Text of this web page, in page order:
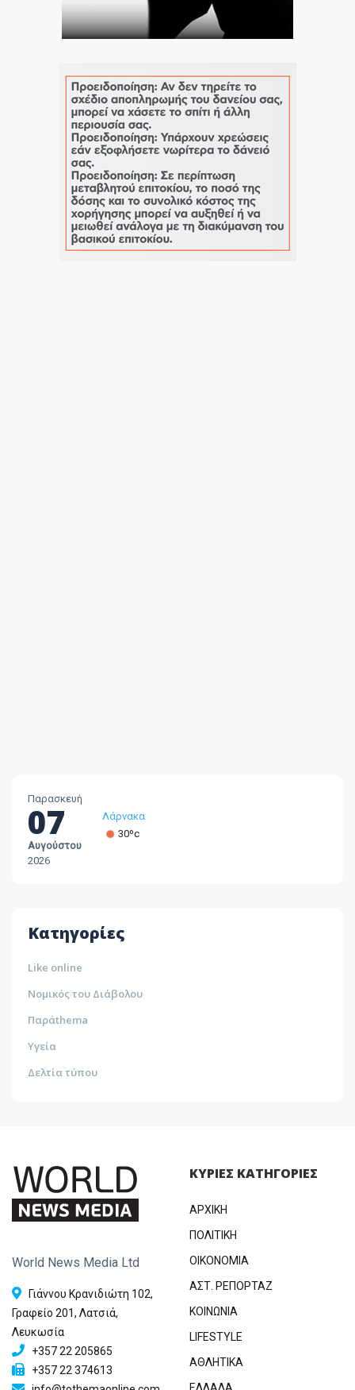
Παρασκευή
07
Αυγούστου
2026
Λευκωσία
35ºc
Κατηγορίες
Like online
Νομικός του Διάβολου
Παράthema
Υγεία
Δελτία τύπου
World News Media Ltd
Γιάννου Κρανιδιώτη 102,
Γραφείο 201, Λατσιά,
Λευκωσία
+357 22 205865
+357 22 374613
ΚΥΡΙΕΣ ΚΑΤΗΓΟΡΙΕΣ
ΑΡΧΙΚΗ
ΠΟΛΙΤΙΚΗ
OIKONOMIA
ΑΣΤ. ΡΕΠΟΡΤΑΖ
ΚΟΙΝΩΝΙΑ
LIFESTYLE
ΑΘΛΗΤΙΚΑ
ΕΛΛΑΔΑ